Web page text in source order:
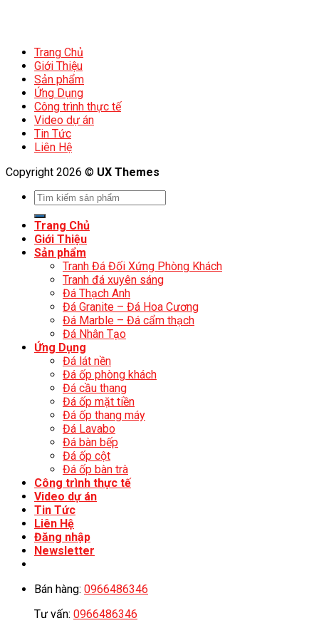
Trang Chủ
Giới Thiệu
Sản phẩm
Ứng Dụng
Công trình thực tế
Video dự án
Tin Tức
Liên Hệ
Copyright 2026 © UX Themes
Trang Chủ
Giới Thiệu
Sản phẩm
Tranh Đá Đối Xứng Phòng Khách
Tranh đá xuyên sáng
Đá Thạch Anh
Đá Granite – Đá Hoa Cương
Đá Marble – Đá cẩm thạch
Đá Nhân Tạo
Ứng Dụng
Đá lát nền
Đá ốp phòng khách
Đá cầu thang
Đá ốp mặt tiền
Đá ốp thang máy
Đá Lavabo
Đá bàn bếp
Đá ốp cột
Đá ốp bàn trà
Công trình thực tế
Video dự án
Tin Tức
Liên Hệ
Đăng nhập
Newsletter
Bán hàng: 0966486346
Tư vấn: 0966486346